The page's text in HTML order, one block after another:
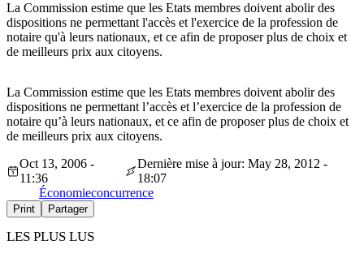
La Commission estime que les Etats membres doivent abolir des
dispositions ne permettant l'accès et l'exercice de la profession de
notaire qu'à leurs nationaux, et ce afin de proposer plus de choix et
de meilleurs prix aux citoyens.
La Commission estime que les Etats membres doivent abolir des
dispositions ne permettant l’accès et l’exercice de la profession de
notaire qu’à leurs nationaux, et ce afin de proposer plus de choix et
de meilleurs prix aux citoyens.
Oct 13, 2006 -
11:36
Dernière mise à jour: May 28, 2012 -
18:07
Économieconcurrence
Print Partager
LES PLUS LUS